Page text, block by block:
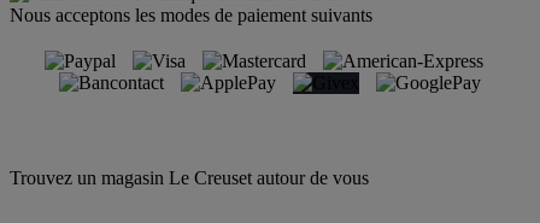
Nous acceptons les modes de paiement suivants
Trouvez un magasin Le Creuset autour de vous